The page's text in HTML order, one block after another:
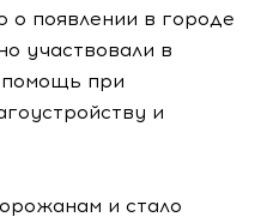
появлении в городе
участвовали в
помощь при
и
и стало